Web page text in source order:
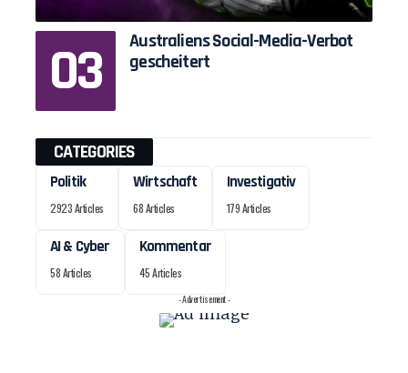
Australiens Social-Media-Verbot
gescheitert
CATEGORIES
Politik
2923 Articles
Wirtschaft
68 Articles
Investigativ
179 Articles
AI & Cyber
58 Articles
Kommentar
45 Articles
- Advertisement -